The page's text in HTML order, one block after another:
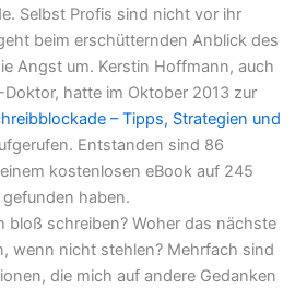
Selbst Profis sind nicht vor ihr
beim erschütternden Anblick des
Angst um. Kerstin Hoffmann, auch
Doktor, hatte im Oktober 2013 zur
– Tipps, Strategien und
Entstanden sind 86
kostenlosen eBook auf 245
haben.
bloß schreiben? Woher das nächste
wenn nicht stehlen? Mehrfach sind
die mich auf andere Gedanken